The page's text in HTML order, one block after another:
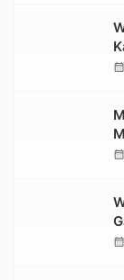
calendar_month
calendar_month
calendar_month